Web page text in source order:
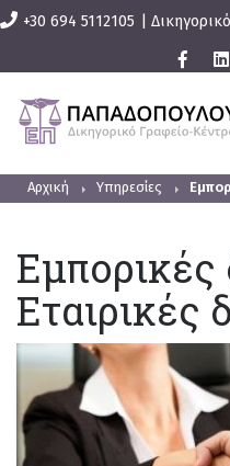
+30 694 5112105
Αρχική Υπηρεσίες
Εταιρικές